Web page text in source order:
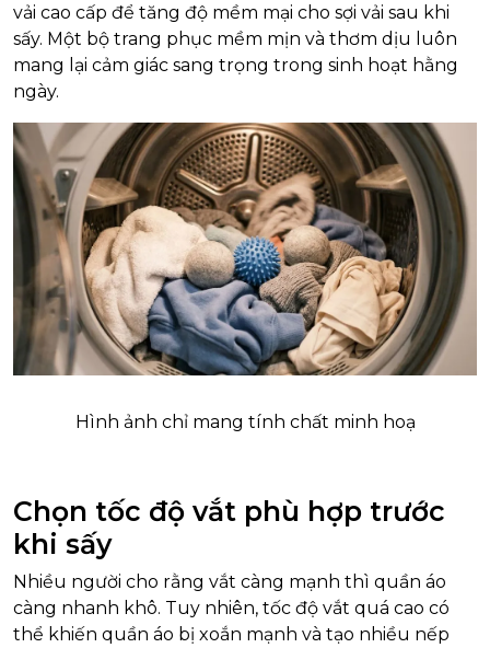
vải cao cấp để tăng độ mềm mại cho sợi vải sau khi
sấy. Một bộ trang phục mềm mịn và thơm dịu luôn
mang lại cảm giác sang trọng trong sinh hoạt hằng
ngày.
Hình ảnh chỉ mang tính chất minh hoạ
Chọn tốc độ vắt phù hợp trước
khi sấy
Nhiều người cho rằng vắt càng mạnh thì quần áo
càng nhanh khô. Tuy nhiên, tốc độ vắt quá cao có
thể khiến quần áo bị xoắn mạnh và tạo nhiều nếp